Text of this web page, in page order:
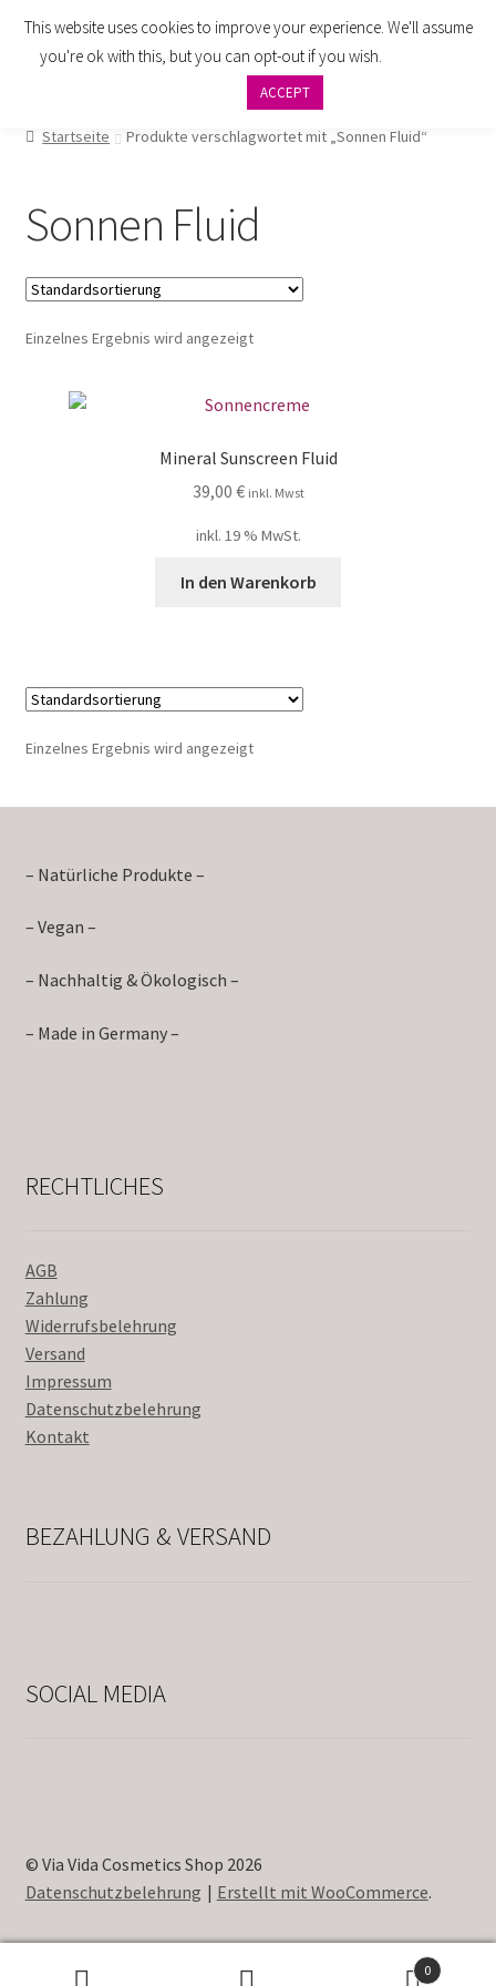
Zur
Navigation
Zum
Inhalt
Widerrufsbelehrung
Versand
Impressum
Datenschutzbelehrung
Startseite Produkte verschlagwortet mit „Sonnen Fluid“
Sonnen Fluid
Einzelnes Ergebnis wird angezeigt
Mineral Sunscreen Fluid
39,00 € inkl. Mwst
inkl. 19 % MwSt.
In den Warenkorb
Einzelnes Ergebnis wird angezeigt
– Natürliche Produkte –
– Vegan –
– Nachhaltig & Ökologisch –
– Made in Germany –
RECHTLICHES
AGB
Zahlung
Widerrufsbelehrung
Versand
Impressum
Datenschutzbelehrung
Kontakt
BEZAHLUNG & VERSAND
SOCIAL MEDIA
© Via Vida Cosmetics Shop 2026
Datenschutzbelehrung
Erstellt mit WooCommerce.
0
This website uses cookies to improve your experience. We'll assume
you're ok with this, but you can opt-out if you wish.
ACCEPT